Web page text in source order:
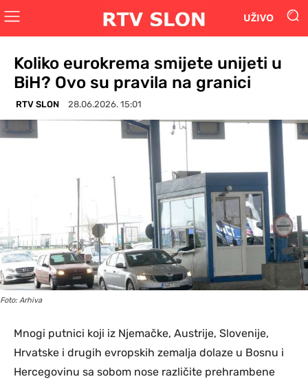
UŽIVO
Koliko eurokrema smijete unijeti u
BiH? Ovo su pravila na granici
RTV SLON 28.06.2026. 15:01
Foto: Arhiva
Mnogi putnici koji iz Njemačke, Austrije, Slovenije,
Hrvatske i drugih evropskih zemalja dolaze u Bosnu i
Hercegovinu sa sobom nose različite prehrambene